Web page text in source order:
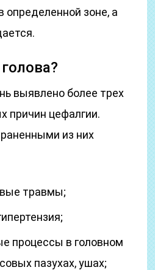
определенной зоне, а
выявлено более трех
причин цефалгии.
из них
травмы;
процессы в головном
пазухах, ушах;